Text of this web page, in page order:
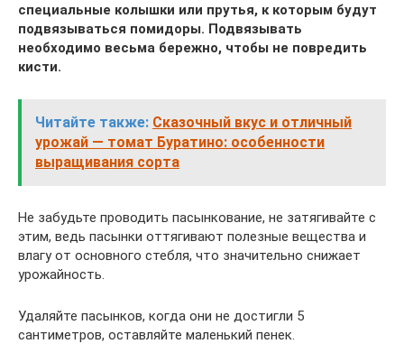
специальные колышки или прутья, к которым будут
подвязываться помидоры. Подвязывать
необходимо весьма бережно, чтобы не повредить
кисти.
Читайте также: Сказочный вкус и отличный
урожай — томат Буратино: особенности
выращивания сорта
Не забудьте проводить пасынкование, не затягивайте с
этим, ведь пасынки оттягивают полезные вещества и
влагу от основного стебля, что значительно снижает
урожайность.
Удаляйте пасынков, когда они не достигли 5
сантиметров, оставляйте маленький пенек.